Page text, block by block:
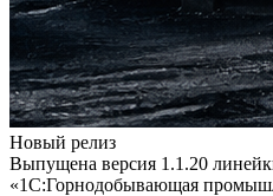
Новый релиз
Выпущена версия 1.1.20
«1С:Горнодобывающая